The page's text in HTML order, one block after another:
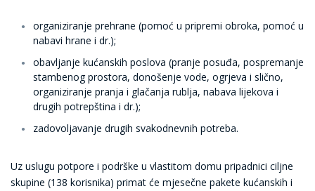
organiziranje prehrane (pomoć u pripremi obroka, pomoć u
nabavi hrane i dr.);
obavljanje kućanskih poslova (pranje posuđa, pospremanje
stambenog prostora, donošenje vode, ogrjeva i slično,
organiziranje pranja i glačanja rublja, nabava lijekova i
drugih potrepština i dr.);
zadovoljavanje drugih svakodnevnih potreba.
Uz uslugu potpore i podrške u vlastitom domu pripadnici ciljne
skupine (138 korisnika) primat će mjesečne pakete kućanskih i